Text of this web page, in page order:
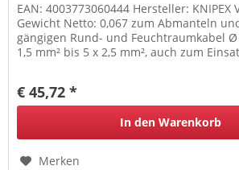
EAN: 4003773060444 Hersteller: KNIPEX
Gewicht Netto: 0,067 zum Abmanteln
gängigen Rund- und Feuchtraumkabel Ø
1,5 mm² bis 5 x 2,5 mm², auch zum
€ 45,72 *
In den Warenkorb
Merken